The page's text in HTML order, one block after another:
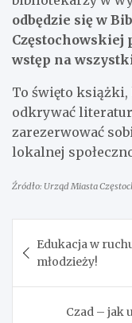
odbędzie się w
Częstochowskiej
wstęp na
To święto
odkrywać
zarezerwować
lokalnej
Źródło: Urząd Miasta
wpisu
Edukacja w
młodzieży!
Czad – jak